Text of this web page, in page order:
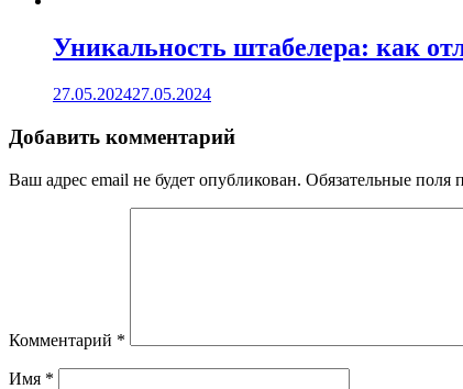
Уникальность штабелера: как
27.05.202427.05.2024
Добавить комментарий
Ваш адрес email не будет опубликован. Обязательные поля
Комментарий *
Имя *